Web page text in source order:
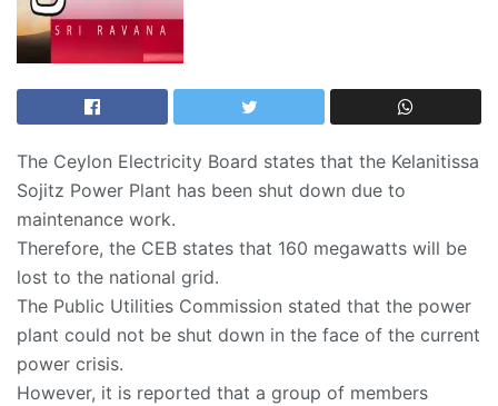
The Ceylon Electricity Board states that the Kelanitissa
Sojitz Power Plant has been shut down due to
maintenance work.
Therefore, the CEB states that 160 megawatts will be
lost to the national grid.
The Public Utilities Commission stated that the power
plant could not be shut down in the face of the current
power crisis.
However, it is reported that a group of members